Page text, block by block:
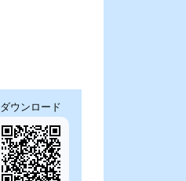
ダウンロード